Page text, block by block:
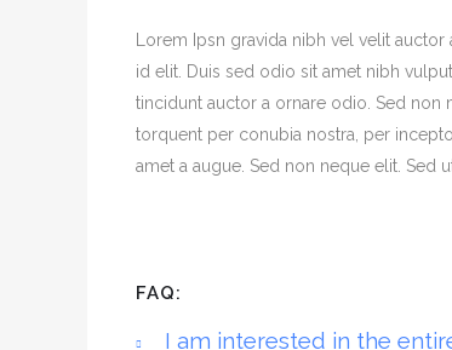
Lorem Ipsn gravida nibh vel velit
id elit. Duis sed odio sit amet nibh
tincidunt auctor a ornare odio. Sed non
torquent per conubia nostra, per
amet a augue. Sed non neque elit. Sed
FAQ:
I am interested in the